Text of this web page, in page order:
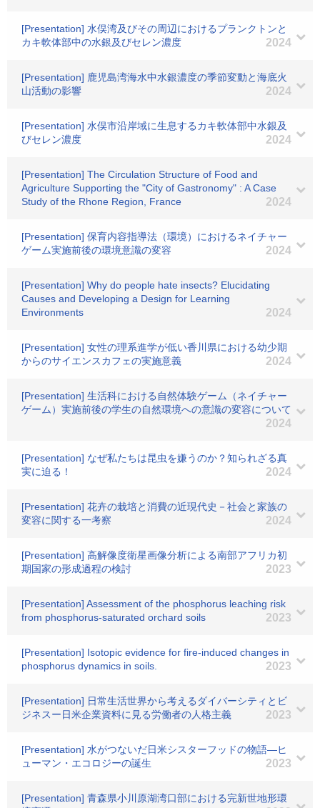
[Presentation] 水俣湾及びその周辺におけるプランクトンと
カキ軟体部中の水銀及びセレン濃度
2024
[Presentation] 鹿児島湾海水中水銀濃度の季節変動と海底火
山活動の影響
2024
[Presentation] 水俣市沿岸域に生息するカキ軟体部中水銀及
びセレン濃度
2024
[Presentation] The Circulation Structure of Food and
Agriculture Supporting the "City of Gastronomy" : A Case
Study of the Rhone Region, France
2024
[Presentation] 保育内容指導法（環境）におけるネイチャー
ゲーム実施前後の環境意識の変容
2024
[Presentation] Why do people hate insects? Elucidating
Causes and Developing a Design for Learning
Environments
2024
[Presentation] 女性の理系進学が低い香川県における幼少期
からのサイエンスカフェの実施意義
2024
[Presentation] 生活科における自然体験ゲーム（ネイチャー
ゲーム）実施前後の学生の自然環境への意識の変容について
2024
[Presentation] なぜ私たちは昆虫を嫌うのか？知られざる真
実に迫る！
2024
[Presentation] 花卉の栽培と消費の近現代史－社会と家族の
変容に関する一考察
2024
[Presentation] 高解像度衛星画像分析による南部アフリカ初
期国家の形成過程の検討
2023
[Presentation] Assessment of the phosphorus leaching risk
from phosphorus-saturated orchard soils
2023
[Presentation] Isotopic evidence for fire-induced changes in
phosphorus dynamics in soils.
2023
[Presentation] 日常生活世界から考えるダイバーシティとビ
ジネスー日米企業資料に見る労働者の人格主義
2023
[Presentation] 水がつないだ日米シスターフッドの物語―ヒ
ューマン・エコロジーの誕生
2023
[Presentation] 青森県小川原湖湾口部における完新世地形環